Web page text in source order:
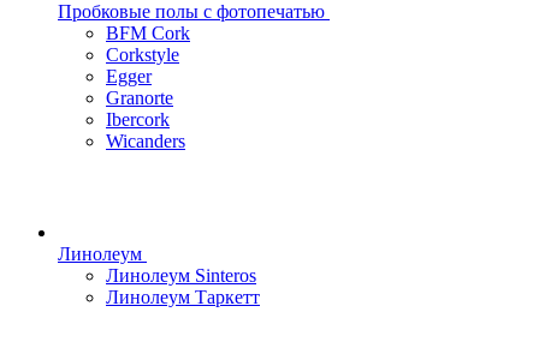
Пробковые полы с фотопечатью
BFM Cork
Corkstyle
Egger
Granorte
Ibercork
Wicanders
Линолеум
Линолеум Sinteros
Линолеум Таркетт